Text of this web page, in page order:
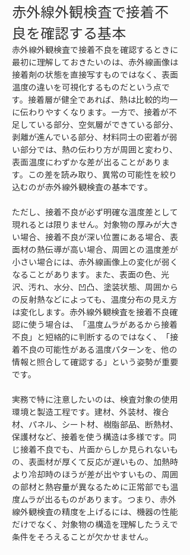
赤外線外観検査で接着不
良を確認する基本
赤外線外観検査で接着不良を確認するときに
最初に理解しておきたいのは、赤外線画像は
接着剤の状態を直接写すものではなく、表面
温度の違いを可視化するものだという点で
す。接着層が健全であれば、熱は比較的均一
に伝わりやすくなります。一方で、接着が不
足している部分、空気層ができている部分、
剥離が進んでいる部分、材料同士の密着が弱
い部分では、熱の伝わり方が周囲と変わり、
表面温度にわずかな差が出ることがありま
す。この差を読み取り、異常の可能性を絞り
込むのが赤外線外観検査の基本です。
ただし、接着不良が必ず明確な温度差として
現れるとは限りません。対象物の厚みが大き
い場合、接着不良が深い位置にある場合、表
面材の熱伝導が高い場合、周囲との温度差が
小さい場合には、赤外線画像上の変化が弱く
なることがあります。また、表面の色、光
沢、汚れ、水分、凹凸、塗装状態、周囲から
の反射熱などによっても、温度分布の見え方
は変化します。赤外線外観検査を接着不良確
認に使う場合は、「温度ムラがあるから接着
不良」と短絡的に判断するのではなく、「接
着不良の可能性がある温度パターンを、他の
情報と照合して確認する」という姿勢が重要
です。
実務で特に注意したいのは、検査対象の使用
環境と製造工程です。建材、外装材、複合
材、パネル、シート材、樹脂部品、断熱材、
保護材など、接着を使う構造は多様です。同
じ接着不良でも、片面からしか見られないも
の、表面材が厚くて反応が遅いもの、加熱時
より冷却時のほうが差が出やすいもの、周囲
の部材と熱容量が異なるために正常部でも温
度ムラが出るものがあります。つまり、赤外
線外観検査の精度を上げるには、機器の性能
だけでなく、対象物の構造を理解したうえで
条件をそろえることが欠かせません。